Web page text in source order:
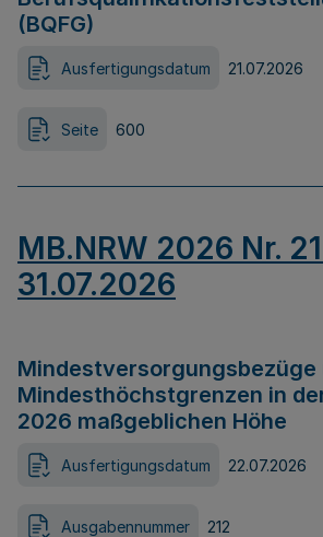
(BQFG)
Ausfertigungsdatum 21.07.2026
Seite 600
MB.NRW 2026 Nr.
31.07.2026
Mindestversorgungsbezüge
Mindesthöchstgrenzen in
2026 maßgeblichen Höhe
Ausfertigungsdatum 22.07.2026
Ausgabennummer 212